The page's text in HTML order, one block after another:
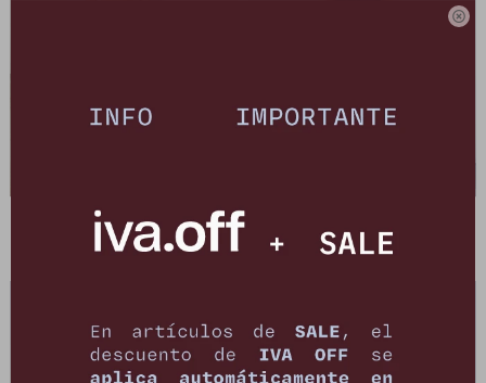

Falda Intuición - Beige Lurex
3.490 $ 6.990 3.490 $ 6.990